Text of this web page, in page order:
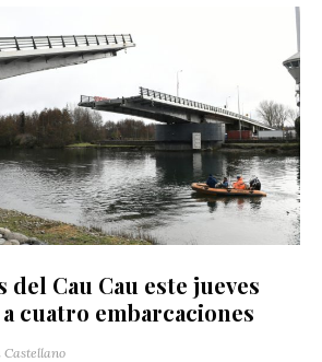
del Cau Cau este jueves
cuatro embarcaciones